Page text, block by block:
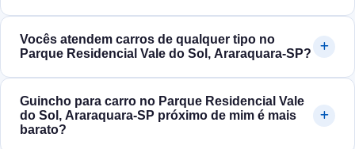
Vocês atendem carros de qualquer tipo no
Parque Residencial Vale do Sol, Araraquara‑SP?
Guincho para carro no Parque Residencial Vale
do Sol, Araraquara‑SP próximo de mim é mais
barato?